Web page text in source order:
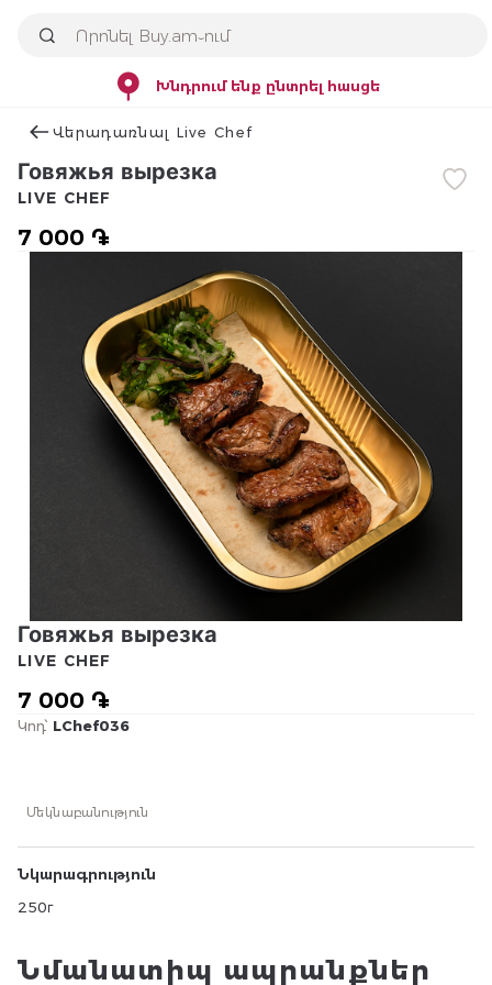
Խնդրում ենք ընտրել հասցե
Վերադառնալ Live Chef
Говяжья вырезка
7 000 ֏
LIVE CHEF
Говяжья вырезка
7 000 ֏
LIVE CHEF
Կոդ՝ LChef036
Մեկնաբանություն
Նկարագրություն
250г
Նմանատիպ ապրանքներ